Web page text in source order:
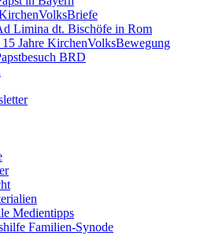
Limina dt. Bischöfe in Rom
15 Jahre KirchenVolksBewegung
BRD
Medientipps
Familien-Synode